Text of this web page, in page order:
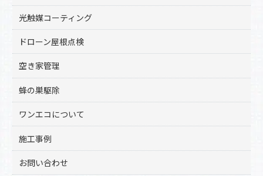
光触媒コーティング
ドローン屋根点検
空き家管理
蜂の巣駆除
ワンエコについて
施工事例
お問い合わせ